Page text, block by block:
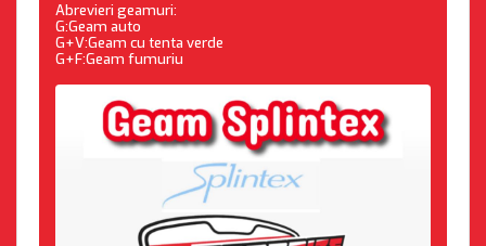
Abrevieri geamuri:
G:Geam auto
G+V:Geam cu tenta verde
G+F:Geam fumuriu